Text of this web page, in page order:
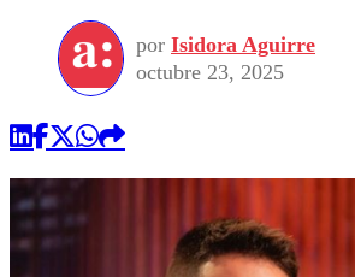
por Isidora Aguirre
octubre 23, 2025